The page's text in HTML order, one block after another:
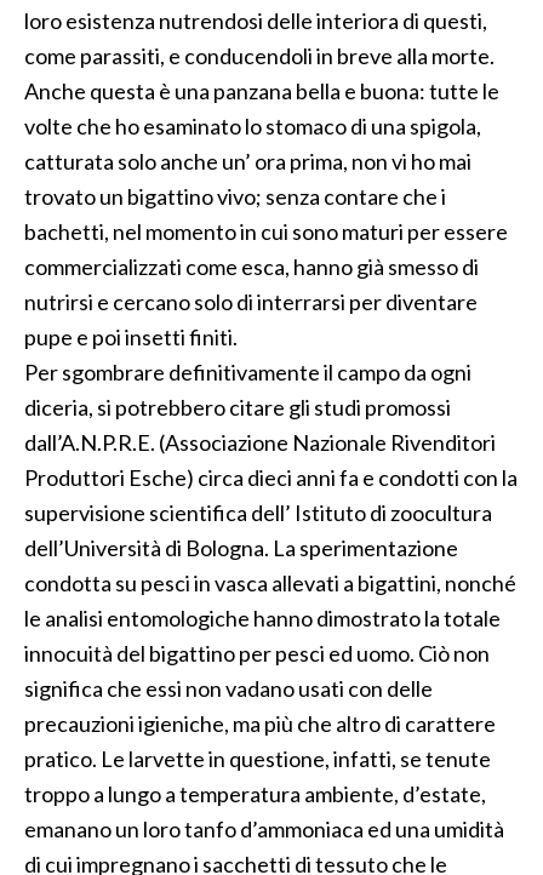
loro esistenza nutrendosi delle interiora di questi,
come parassiti, e conducendoli in breve alla morte.
Anche questa è una panzana bella e buona: tutte le
volte che ho esaminato lo stomaco di una spigola,
catturata solo anche un’ ora prima, non vi ho mai
trovato un bigattino vivo; senza contare che i
bachetti, nel momento in cui sono maturi per essere
commercializzati come esca, hanno già smesso di
nutrirsi e cercano solo di interrarsi per diventare
pupe e poi insetti finiti.
Per sgombrare definitivamente il campo da ogni
diceria, si potrebbero citare gli studi promossi
dall’A.N.P.R.E. (Associazione Nazionale Rivenditori
Produttori Esche) circa dieci anni fa e condotti con la
supervisione scientifica dell’ Istituto di zoocultura
dell’Università di Bologna. La sperimentazione
condotta su pesci in vasca allevati a bigattini, nonché
le analisi entomologiche hanno dimostrato la totale
innocuità del bigattino per pesci ed uomo. Ciò non
significa che essi non vadano usati con delle
precauzioni igieniche, ma più che altro di carattere
pratico. Le larvette in questione, infatti, se tenute
troppo a lungo a temperatura ambiente, d’estate,
emanano un loro tanfo d’ammoniaca ed una umidità
di cui impregnano i sacchetti di tessuto che le